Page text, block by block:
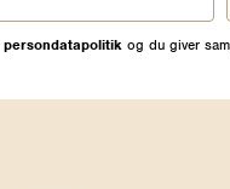
persondatapolitik og du giver